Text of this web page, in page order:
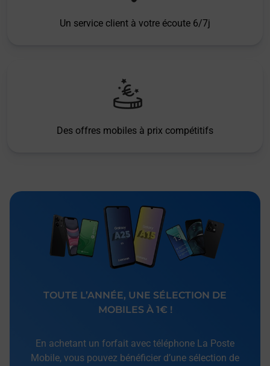
Un service client à votre écoute 6/7j
Des offres mobiles à prix compétitifs
TOUTE L’ANNÉE, UNE SÉLECTION DE
MOBILES À 1€ !
En achetant un forfait avec téléphone La Poste
Mobile, vous pouvez bénéficier d’une sélection de